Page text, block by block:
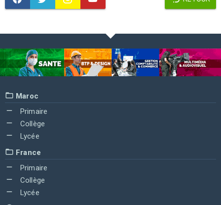
Maroc
Primaire
Collège
Lycée
France
Primaire
Collège
Lycée